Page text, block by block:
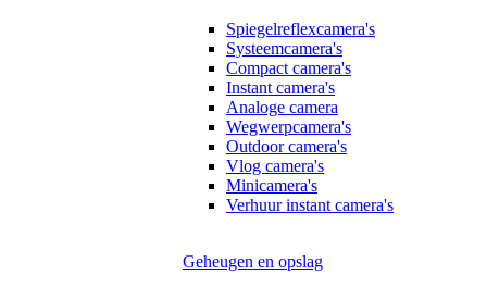
Spiegelreflexcamera's
Systeemcamera's
Compact camera's
Instant camera's
Analoge camera
Wegwerpcamera's
Outdoor camera's
Vlog camera's
Minicamera's
Verhuur instant camera's
Geheugen en opslag